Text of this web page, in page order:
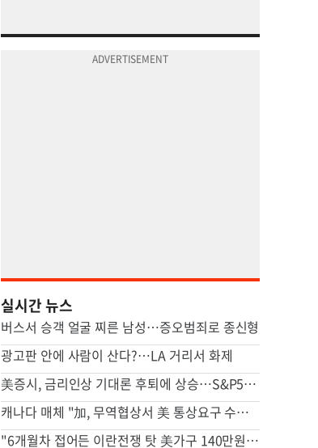
실시간 뉴스
버스서 승객 얼굴 찌른 남성…증오범죄로 종신형
광고판 안에 사람이 산다?…LA 거리서 화제
美증시, 금리인상 기대론 후퇴에 상승…S&P500 사상최고치 마감
캐나다 매체 "加, 무역협상서 美 통상요구 수용해 잠정합의"
"6개월차 접어든 이란전쟁 탓 美가구 140만원 추가 부담"